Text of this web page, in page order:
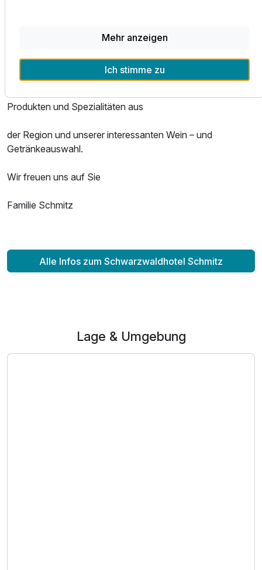
Für 3 Tage p.P. ab259,00 €
Einzelzimmer
bereiten.
Produkten und Spezialitäten aus
der Region und unserer interessanten Wein – und
Getränkeauswahl.
Wir freuen uns auf Sie
Familie Schmitz
Alle Infos zum Schwarzwaldhotel Schmitz
Lage & Umgebung
Mehr anzeigen
Ich stimme zu